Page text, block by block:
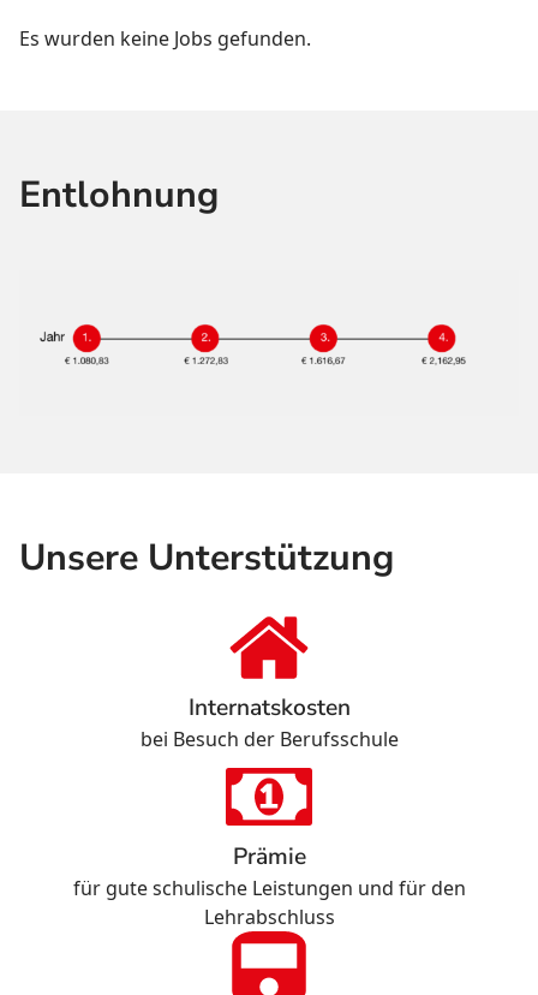
Es wurden keine Jobs gefunden.
Entlohnung
Unsere Unterstützung
Internatskosten
bei Besuch der Berufsschule
Prämie
für gute schulische Leistungen und für den
Lehrabschluss